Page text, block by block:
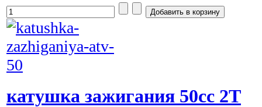
катушка зажигания 50сс 2Т